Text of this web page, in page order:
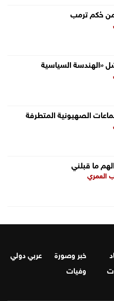
من حُكم ترمب
الصهيونية المتطرفة
ما قبلني
العمري
خبر وصورة
عربي دولي
وفيات